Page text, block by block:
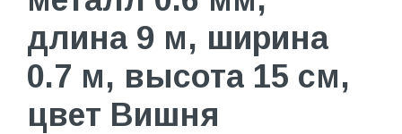
длина 9 м, ширина
0.7 м, высота 15 см,
цвет Вишня